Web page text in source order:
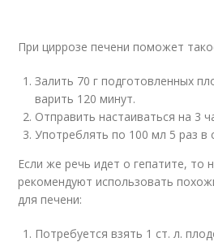
При циррозе печени поможет
Залить 70 г подготовленных
варить 120 минут.
Отправить настаиваться на 3
Употреблять по 100 мл 5 раз в
Если же речь идет о гепатите, то
рекомендуют использовать
для печени:
Потребуется взять 1 ст. л.